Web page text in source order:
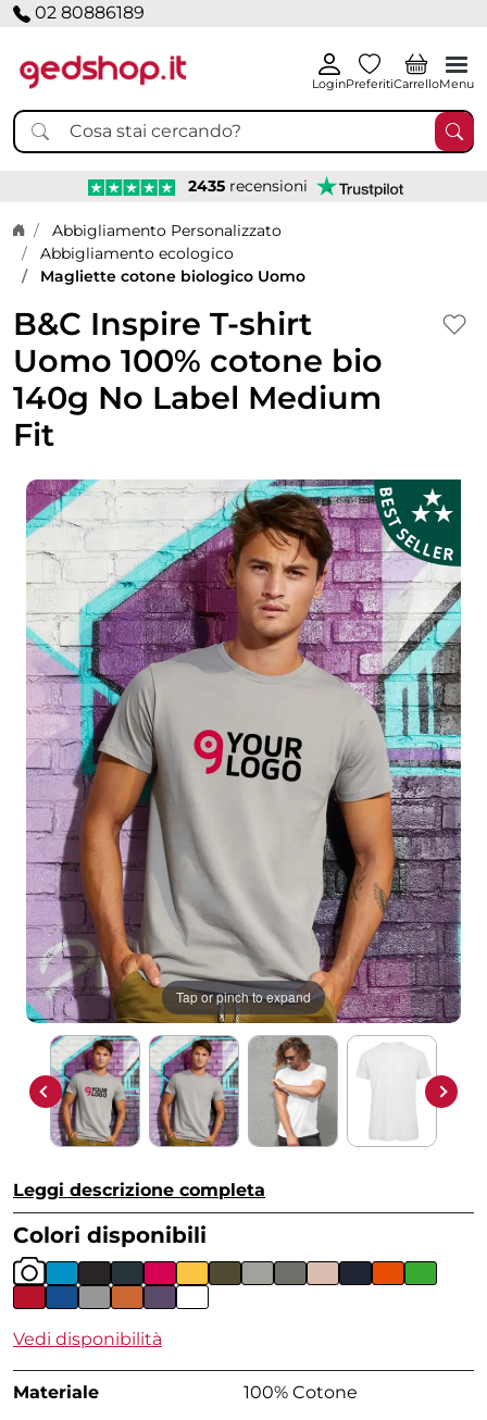
02 80886189
LoginPreferitiCarrelloMenu
2435 recensioni
Home page
Abbigliamento Personalizzato
Abbigliamento ecologico
Magliette cotone biologico Uomo
B&C Inspire T-shirt
Uomo 100% cotone bio
140g No Label Medium
Fit
Tap or pinch to expand
Leggi descrizione completa
Colori disponibili
Vedi disponibilità
Materiale 100% Cotone